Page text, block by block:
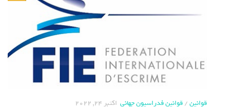
قوانین/قوانین فدراسیون جهانی اکتبر 24, 2022